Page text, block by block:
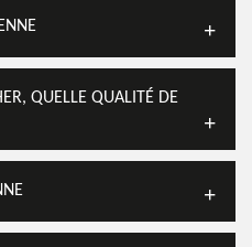
QUELLE QUALITÉ DE